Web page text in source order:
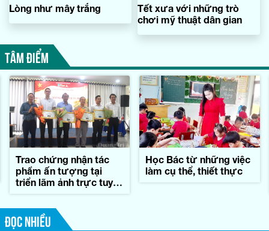
Lòng như mây trắng
Tết xưa với những trò
chơi mỹ thuật dân gian
TÂM ĐIỂM
Trao chứng nhận tác
phẩm ấn tượng tại
triển lãm ảnh trực tuyến
Học Bác từ những việc
làm cụ thể, thiết thực
ĐỌC NHIỀU